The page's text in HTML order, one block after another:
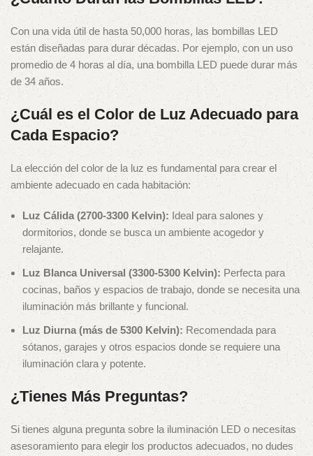
Con una vida útil de hasta 50,000 horas, las bombillas LED
están diseñadas para durar décadas. Por ejemplo, con un uso
promedio de 4 horas al día, una bombilla LED puede durar más
de 34 años.
¿Cuál es el Color de Luz Adecuado para
Cada Espacio?
La elección del color de la luz es fundamental para crear el
ambiente adecuado en cada habitación:
Luz Cálida (2700-3300 Kelvin): Ideal para salones y
dormitorios, donde se busca un ambiente acogedor y
relajante.
Luz Blanca Universal (3300-5300 Kelvin): Perfecta para
cocinas, baños y espacios de trabajo, donde se necesita una
iluminación más brillante y funcional.
Luz Diurna (más de 5300 Kelvin): Recomendada para
sótanos, garajes y otros espacios donde se requiere una
iluminación clara y potente.
¿Tienes Más Preguntas?
Si tienes alguna pregunta sobre la iluminación LED o necesitas
asesoramiento para elegir los productos adecuados, no dudes